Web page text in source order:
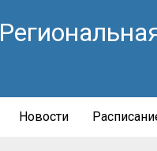
Новости